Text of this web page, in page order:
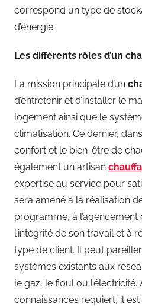
correspond un type de
d’énergie.
Les différents rôles d’un
La mission principale d’un
d’entretenir et d’installer le
logement ainsi que le
climatisation. Ce dernier,
confort et le bien-être de
également un artisan
expertise au service pour
sera amené à la réalisation
programme, à l’agencement
l’intégrité de son travail et à
type de client. Il peut
systèmes existants aux
le gaz, le fioul ou l’électricité.
connaissances requiert, il